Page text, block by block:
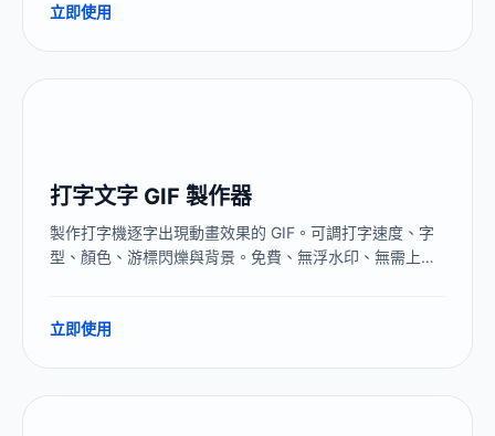
立即使用
打字文字 GIF 製作器
製作打字機逐字出現動畫效果的 GIF。可調打字速度、字
型、顏色、游標閃爍與背景。免費、無浮水印、無需上
立即使用